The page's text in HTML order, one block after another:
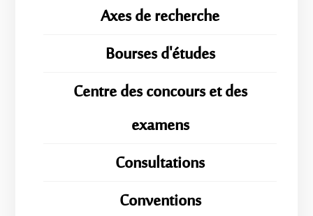
Axes de recherche
Bourses d'études
Centre des concours et des
examens
Consultations
Conventions